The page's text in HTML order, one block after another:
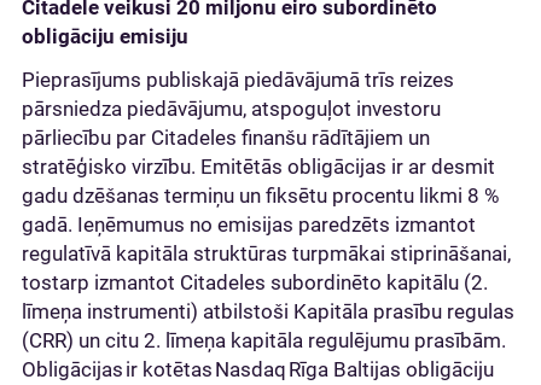
Citadele veikusi 20 miljonu eiro subordinēto
obligāciju emisiju
Pieprasījums publiskajā piedāvājumā trīs reizes
pārsniedza piedāvājumu, atspoguļot investoru
pārliecību par Citadeles finanšu rādītājiem un
stratēģisko virzību. Emitētās obligācijas ir ar desmit
gadu dzēšanas termiņu un fiksētu procentu likmi 8 %
gadā. Ieņēmumus no emisijas paredzēts izmantot
regulatīvā kapitāla struktūras turpmākai stiprināšanai,
tostarp izmantot Citadeles subordinēto kapitālu (2.
līmeņa instrumenti) atbilstoši Kapitāla prasību regulas
(CRR) un citu 2. līmeņa kapitāla regulējumu prasībām.
Obligācijas ir kotētas Nasdaq Rīga Baltijas obligāciju